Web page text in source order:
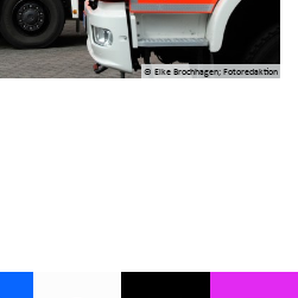
© Elke Brochhagen; Fotoredaktion